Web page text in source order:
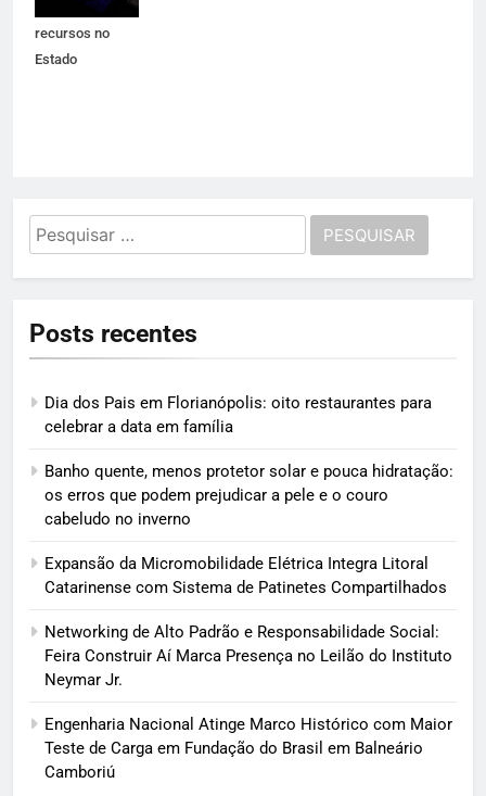
permanência de
recursos no
Estado
Pesquisar
por:
Posts recentes
Dia dos Pais em Florianópolis: oito restaurantes para
celebrar a data em família
Banho quente, menos protetor solar e pouca hidratação:
os erros que podem prejudicar a pele e o couro
cabeludo no inverno
Expansão da Micromobilidade Elétrica Integra Litoral
Catarinense com Sistema de Patinetes Compartilhados
Networking de Alto Padrão e Responsabilidade Social:
Feira Construir Aí Marca Presença no Leilão do Instituto
Neymar Jr.
Engenharia Nacional Atinge Marco Histórico com Maior
Teste de Carga em Fundação do Brasil em Balneário
Camboriú